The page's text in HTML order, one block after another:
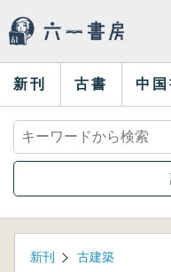
新刊 古書 中国
新刊 古建築